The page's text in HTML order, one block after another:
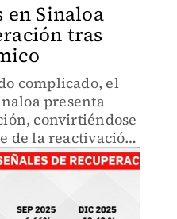
en Sinaloa
tras
complicado, el
presenta
convirtiéndose
de la reactivación